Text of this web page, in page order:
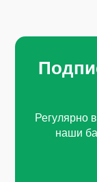
Регулярно
наши